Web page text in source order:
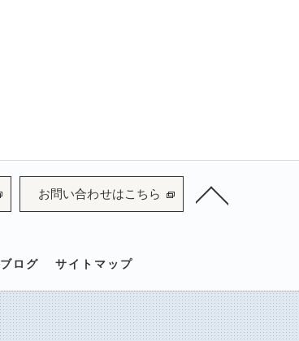
お問い合わせはこちら
ブログ サイトマップ